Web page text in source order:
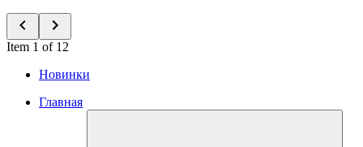
Item 1 of 12
Новинки
Главная